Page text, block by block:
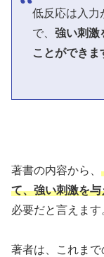
低反応は入力
で、 強い刺激
ことができま
著書の内容から、
て、強い刺激を
必要だと言えます
著者は、これま